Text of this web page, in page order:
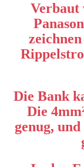
Verbaut
Die Bank
Die
genug,